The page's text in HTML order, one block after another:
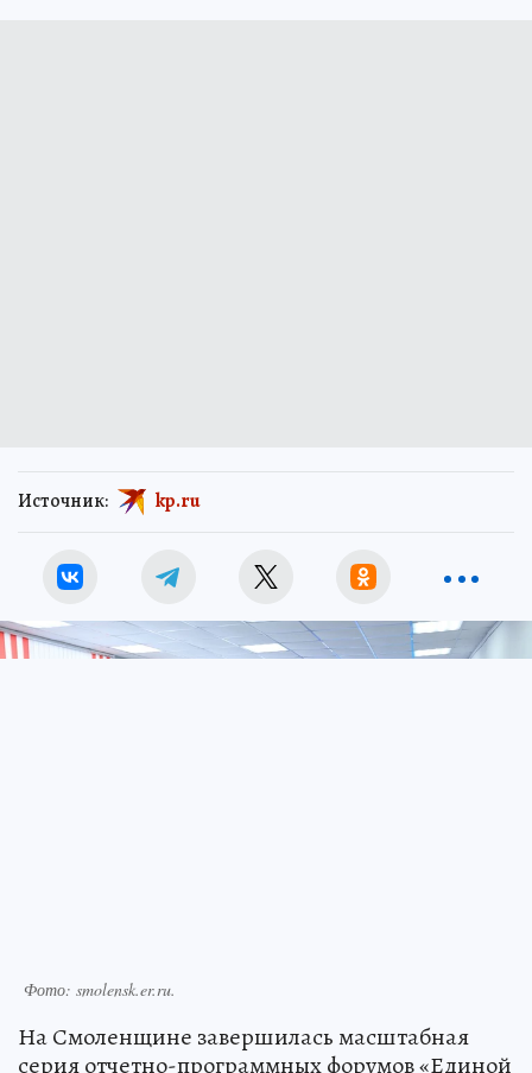
Источник: kp.ru
Фото: smolensk.er.ru.
На Смоленщине завершилась масштабная
серия отчетно-программных форумов «Единой